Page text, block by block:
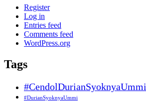
Register
Log in
Entries feed
Comments feed
WordPress.org
Tags
#CendolDurianSyoknyaUmmi
#DurianSyoknyaUmmi